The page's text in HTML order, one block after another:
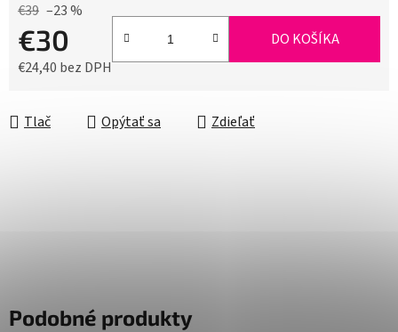
€39 –23 %
€30
€24,40 bez DPH
DO KOŠÍKA
Tlač Opýtať sa Zdieľať
Podobné produkty